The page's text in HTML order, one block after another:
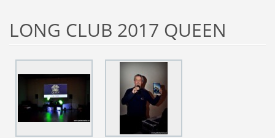
LONG CLUB 2017 QUEEN